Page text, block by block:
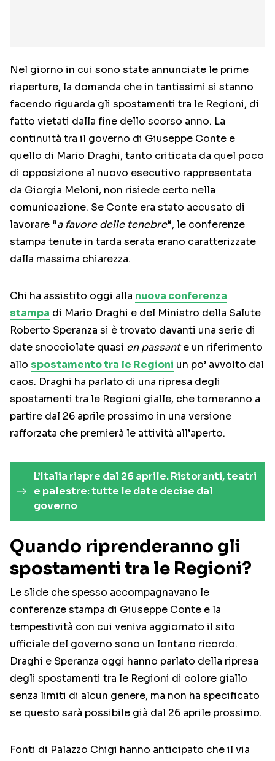
Nel giorno in cui sono state annunciate le prime
riaperture, la domanda che in tantissimi si stanno
facendo riguarda gli spostamenti tra le Regioni, di
fatto vietati dalla fine dello scorso anno. La
continuità tra il governo di Giuseppe Conte e
quello di Mario Draghi, tanto criticata da quel poco
di opposizione al nuovo esecutivo rappresentata
da Giorgia Meloni, non risiede certo nella
comunicazione. Se Conte era stato accusato di
lavorare “a favore delle tenebre“, le conferenze
stampa tenute in tarda serata erano caratterizzate
dalla massima chiarezza.
Chi ha assistito oggi alla nuova conferenza
stampa di Mario Draghi e del Ministro della Salute
Roberto Speranza si è trovato davanti una serie di
date snocciolate quasi en passante un riferimento
allo spostamento tra le Regioni un po’ avvolto dal
caos. Draghi ha parlato di una ripresa degli
spostamenti tra le Regioni gialle, che torneranno a
partire dal 26 aprile prossimo in una versione
rafforzata che premierà le attività all’aperto.
L’Italia riapre dal 26 aprile. Ristoranti, teatri
e palestre: tutte le date decise dal
governo
Quando riprenderanno gli
spostamenti tra le Regioni?
Le slide che spesso accompagnavano le
conferenze stampa di Giuseppe Conte e la
tempestività con cui veniva aggiornato il sito
ufficiale del governo sono un lontano ricordo.
Draghi e Speranza oggi hanno parlato della ripresa
degli spostamenti tra le Regioni di colore giallo
senza limiti di alcun genere, ma non ha specificato
se questo sarà possibile già dal 26 aprile prossimo.
Fonti di Palazzo Chigi hanno anticipato che il via